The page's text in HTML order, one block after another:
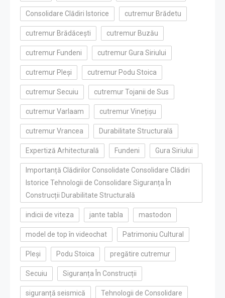
Consolidare Clădiri Istorice cutremur Brădetu
cutremur Brădăcești cutremur Buzău
cutremur Fundeni cutremur Gura Siriului
cutremur Pleși cutremur Podu Stoica
cutremur Secuiu cutremur Tojanii de Sus
cutremur Varlaam cutremur Vinețișu
cutremur Vrancea Durabilitate Structurală
Expertiză Arhitecturală Fundeni Gura Siriului
Importanță Clădirilor Consolidate Consolidare Clădiri
Istorice Tehnologii de Consolidare Siguranța În
Construcții Durabilitate Structurală
indicii de viteza jante tabla mastodon
model de top în videochat Patrimoniu Cultural
Pleși Podu Stoica pregătire cutremur
Secuiu Siguranța În Construcții
siguranță seismică Tehnologii de Consolidare